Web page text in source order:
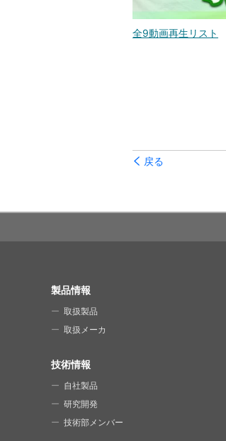
全9動画再生リスト
戻る
SITE MAP
製品情報
取扱製品
取扱メーカ
技術情報
自社製品
研究開発
技術部メンバー